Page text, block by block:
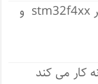
راه اندازی واحد ADC میکروکنترلر stm32f4xx و
کار می کند